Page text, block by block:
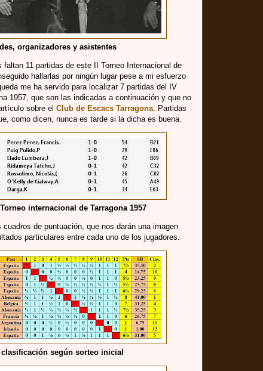
organizadores y asistentes
11 partidas de este II Torneo Internacional de
hallarlas por ningún lugar pese a mi esfuerzo
me ha servido para localizar 7 partidas del IV
1957, que son las indicadas a continuación y que no
sobre el Club de Escacs Tarragona . Partidas
como dicen, nunca es tarde si la dicha es buena.
internacional de Tarragona 1957
de puntuación, que nos darán una imagen
particulares entre cada uno de los jugadores.
clasificación según sorteo inicial